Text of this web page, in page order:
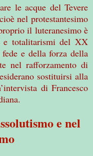
le acque del Tevere
nel protestantesimo
il luteranesimo è
e totalitarismi del XX
e della forza della
nel rafforzamento di
sostituirsi alla
di Francesco
e nel